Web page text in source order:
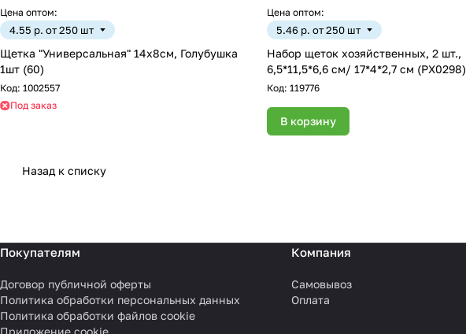
Цена оптом:
4.55 р. от 250 шт
Щетка "Универсальная" 14х8см, Голубушка
1шт (60)
Код: 1002557
Под заказ
Цена оптом:
5.46 р. от 250 шт
Набор щеток хозяйственных, 2 шт.,
6,5*11,5*6,6 cм/ 17*4*2,7 cм (PX0298)
Код: 119776
В корзину
Назад к списку
Покупателям
Договор публичной оферты
Политика обработки персональных данных
Политика обработки файлов cookie
Компания
Самовывоз
Оплата